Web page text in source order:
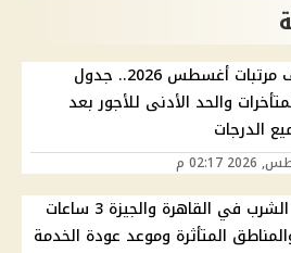
موعد صرف مرتبات أغسطس 2026.. جدول
والحد الأدنى للأجور بعد
الدرجات
قطع مياه الشرب في القاهرة والجيزة 3 ساعات
المتأثرة وموعد عودة الخدمة